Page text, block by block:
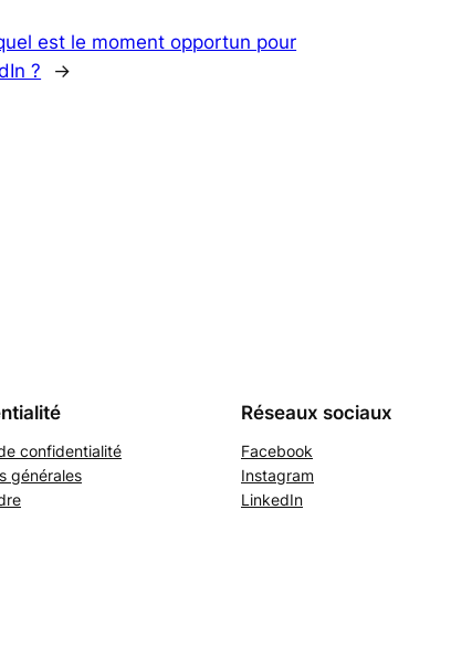
est le moment opportun pour
?
→
confidentialité
générales
Réseaux sociaux
Facebook
Instagram
LinkedIn